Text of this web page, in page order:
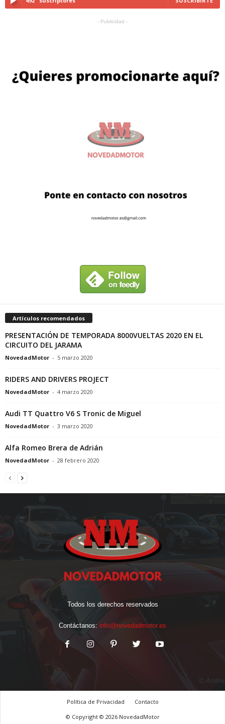
- Publicidad -
Artículos recomendados
PRESENTACIÓN DE TEMPORADA 8000VUELTAS 2020 EN EL
CIRCUITO DEL JARAMA
NovedadMotor - 5 marzo 2020
RIDERS AND DRIVERS PROJECT
NovedadMotor - 4 marzo 2020
Audi TT Quattro V6 S Tronic de Miguel
NovedadMotor - 3 marzo 2020
Alfa Romeo Brera de Adrián
NovedadMotor - 28 febrero 2020
Todos los derechos reservados
Contáctanos: info@novedadmotor.es
Política de Privacidad
Contacto
© Copyright © 2026 NovedadMotor